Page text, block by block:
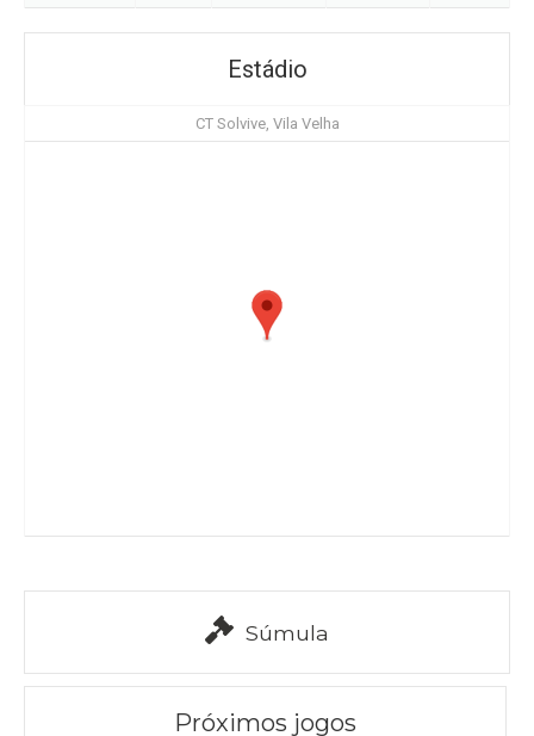
Estádio
CT Solvive, Vila Velha
Súmula
Próximos jogos